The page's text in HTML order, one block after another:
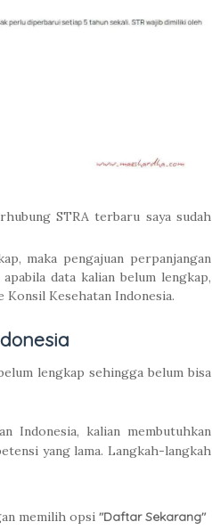
STRA terbaru saya sudah
maka pengajuan perpanjangan
data kalian belum lengkap,
Konsil Kesehatan Indonesia.
lengkap sehingga belum bisa
Indonesia, kalian membutuhkan
yang lama. Langkah-langkah
memilih opsi "Daftar Sekarang"